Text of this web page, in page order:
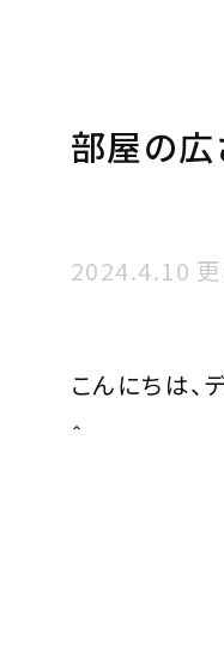
部屋の広
2024.4.10
こんにちは、
＾